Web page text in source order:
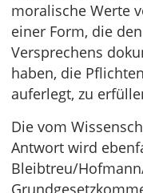
moralische Werte
einer Form, die
Versprechens
haben, die
auferlegt, zu
Die vom
Antwort wird
Bleibtreu/